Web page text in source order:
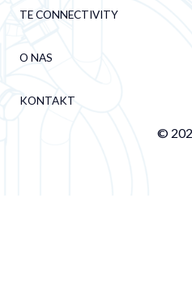
TE CONNECTIVITY
O NAS
KONTAKT
©